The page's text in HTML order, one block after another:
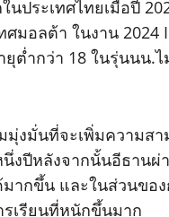
ประเทศไทยเมื่อปี
ศมอลต้า ในงาน
ยุต่ำกว่า 18 ในรุ่นนน
งมั่นที่จะเพิ่มความส
งปีหลังจากนั้นอีธาน
ากขึ้น และในส่วนขอ
รเรียนที่หนักขึ้นมาก